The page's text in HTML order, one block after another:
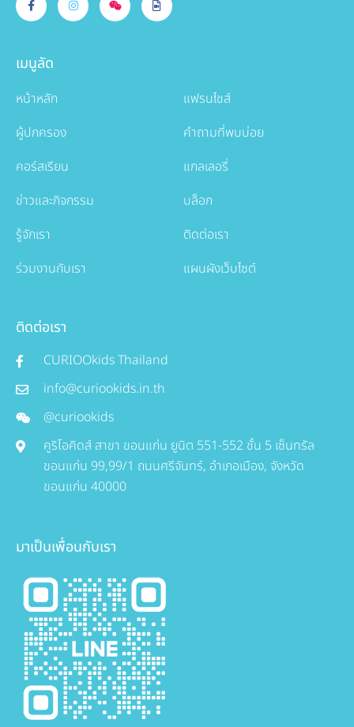
เมนูลัด
หน้าหลัก
ผู้ปกครอง
คอร์สเรียน
ข่าวและกิจกรรม
รู้จักเรา
ร่วมงานกับเรา
แฟรนไชส์
คำถามที่พบบ่อย
แกลเลอรี่
บล็อก
ติดต่อเรา
แผนผังเว็บไซต์
ติดต่อเรา
CURIOOkids Thailand
info@curiookids.in.th
@curiookids
คูริโอคิดส์ สาขา ขอนแก่น ยูนิต 551-552 ชั้น 5 เซ็นทรัล
ขอนแก่น 99,99/1 ถนนศรีจันทร์, อำเภอเมือง, จังหวัด
ขอนแก่น 40000
มาเป็นเพื่อนกับเรา